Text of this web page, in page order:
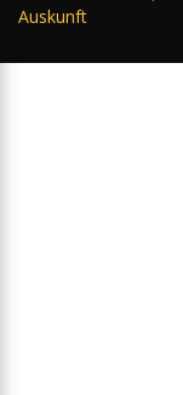
Auskunft